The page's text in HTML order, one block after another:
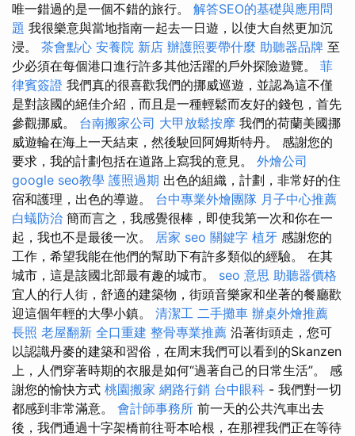
唯一錯過的是一個不錯的旅行。 解答SEO的基礎與應用問
題 我很樂意與當地指南一起去一日遊，以使大自然更加沉
浸。 茶會點心 安養院 新店 辦護照要帶什麼 助聽器品牌 至
少必須在每個港口進行許多其他活躍的戶外探險遊覽。 菲
律賓簽證 我們真的很喜歡我們的挪威巡遊，並認為這不僅
是對該國的絕佳介紹，而且是一種輕鬆而友好的錢包，首先
參觀挪威。 台南搬家公司 大甲放鬆按摩 我們的荷蘭美國挪
威遊輪在海上一天結束，然後駛回阿姆斯特丹。 感謝您的
要求，我的計劃包括在道路上寫我的意見。 外燴公司
google seo教學 護照過期 出色的組織，計劃，非常好的住
宿和護理，出色的導遊。 台中專業外燴團隊 月子中心推薦
白蟻防治 簡而言之，我感覺很棒，即使我第一次和你在一
起，我也不是最後一次。 居家 seo 關鍵字 植牙 感謝您的
工作，希望我能在他們的幫助下有許多類似的經驗。 在其
城市，這是該國北部最有趣的城市。 seo 意思 助聽器價格
宜人的行人街，舒適的建築物，街頭音樂家和坐著的餐廳歡
迎這個年輕的大學小鎮。 清潔工 二手攤車 辦桌外燴推薦
長照 老屋翻新 全口重建 整骨專業推薦 沿著街頭走，您可
以認識丹麥的建築和習俗，在周末我們可以看到的Skanzen
上，人們穿著時期的衣服是如何“過著自己的日常生活”。 感
謝您的愉快方式 桃園搬家 網路行銷 台中眼科 - 我們對一切
都感到非常滿意。 會計師事務所 前一天的公共汽車出去
後，我們通過十字架橋前往哥本哈根，在那裡我們正在等待